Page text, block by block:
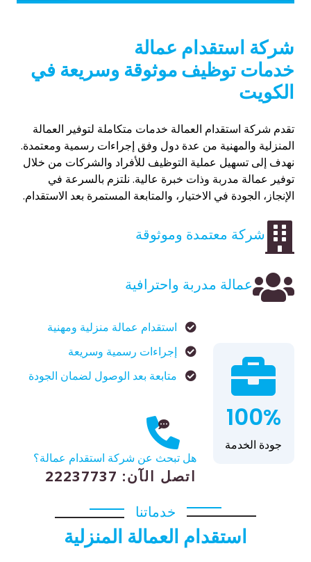
شركة استقدام عمالة
خدمات توظيف موثوقة وسريعة في
الكويت
تقدم شركة استقدام العمالة خدمات متكاملة لتوفير العمالة
المنزلية والمهنية من عدة دول وفق إجراءات رسمية ومعتمدة.
نهدف إلى تسهيل عملية التوظيف للأفراد والشركات من خلال
توفير عمالة مدربة وذات خبرة عالية. نلتزم بالسرعة في
الإنجاز، الجودة في الاختيار، والمتابعة المستمرة بعد الاستقدام.
شركة معتمدة وموثوقة
عمالة مدربة واحترافية
100%
جودة الخدمة
استقدام عمالة منزلية ومهنية
إجراءات رسمية وسريعة
متابعة بعد الوصول لضمان الجودة
هل تبحث عن شركة استقدام عمالة؟
اتصل الآن: 22237737
خدماتنا
استقدام العمالة المنزلية